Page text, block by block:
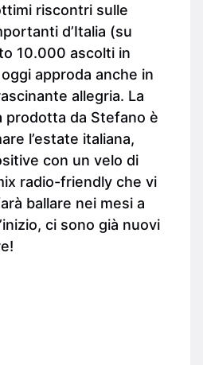
riscontri sulle
d’Italia (su
10.000 ascolti in
approda anche in
allegria. La
prodotta da Stefano è
l’estate italiana,
con un velo di
radio-friendly che vi
ballare nei mesi a
ci sono già nuovi